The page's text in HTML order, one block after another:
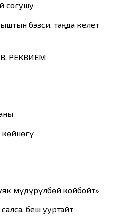
согушу
бэзси, таңда келет
РЕКВИЕМ
мүдүрүлбөй койбойт»
беш ууртайт